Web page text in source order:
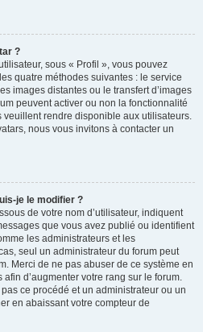
?
sous « Profil », vous pouvez
quatre méthodes suivantes : le service
images distantes ou le transfert d’images
peuvent activer ou non la fonctionnalité
veuillent rendre disponible aux utilisateurs.
nous vous invitons à contacter un
je le modifier ?
de votre nom d’utilisateur, indiquent
que vous avez publié ou identifient
les administrateurs et les
seul un administrateur du forum peut
Merci de ne pas abuser de ce système en
d’augmenter votre rang sur le forum.
ce procédé et un administrateur ou un
en abaissant votre compteur de